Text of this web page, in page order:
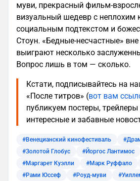
муви, прекрасный фильм-
визуальный шедевр с
социальным подтекстом и
Стоун. «Бедные-несчастные»
выиграют несколько
Вопрос лишь в том — сколько.
Кстати, подписывайтесь на
«После титров» (вот вам
публикуем постеры,
интересные и забавные
#Венецианский кинофестиваль
#Золотой Глобус
#Йоргос Лантимос
#Маргарет Куэлли
#Марк Руффало
#Рами Юссеф
#Роуд-муви